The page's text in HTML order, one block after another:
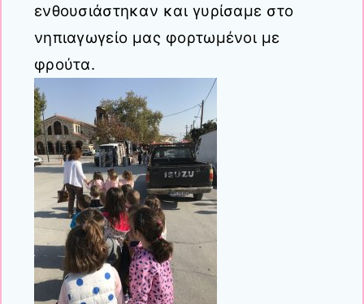
ενθουσιάστηκαν και γυρίσαμε στο
νηπιαγωγείο μας φορτωμένοι με
φρούτα.